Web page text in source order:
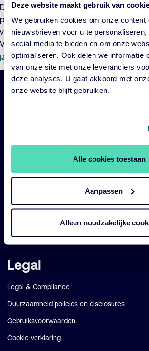
Deze website maakt gebruik van
We gebruiken cookies om onze content
nieuwsbrieven voor u te
social media te bieden en om onze
optimaliseren. Ook delen we informatie
van onze site met onze leveranciers
deze analyses. U gaat akkoord met
onze website blijft gebruiken.
Alle cookies toestaan
Aanpassen
Alleen noodzakelijke
Debt (H.C.) maakt hierbij bekend dat per 5
prospectus is geactualiseerd. De
verwerken van de addenda en een
Voor meer informatie verwijzen wij u naar
prospectus.
Belangrijke
Diensten
Perspectives
Legal
Legal & Compliance
Duurzaamheid policies en disclosures
Gebruiksvoorwaarden
Cookie verklaring